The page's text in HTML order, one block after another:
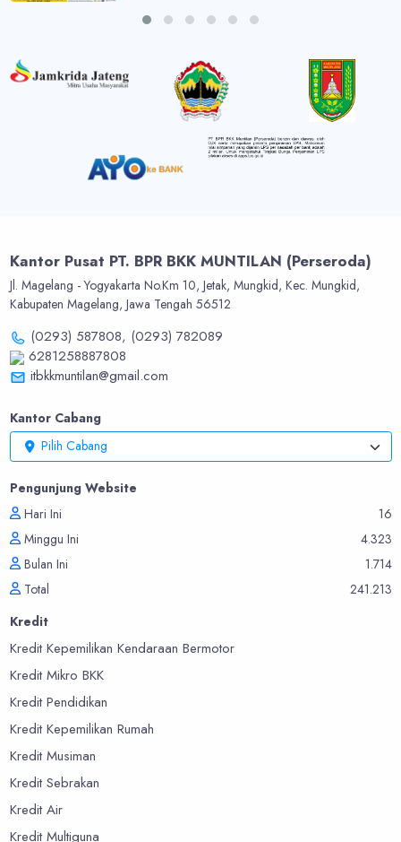
Kantor Pusat PT. BPR BKK MUNTILAN (Perseroda)
Jl. Magelang - Yogyakarta No.Km 10, Jetak, Mungkid, Kec. Mungkid,
Kabupaten Magelang, Jawa Tengah 56512
(0293) 587808, (0293) 782089
6281258887808
itbkkmuntilan@gmail.com
Pengunjung Website
Hari Ini
16
Minggu Ini
4.323
Bulan Ini
1.714
Total
241.213
Kantor Cabang
Pilih Cabang
Kredit
Kredit Kepemilikan Kendaraan Bermotor
Kredit Mikro BKK
Kredit Pendidikan
Kredit Kepemilikan Rumah
Kredit Musiman
Kredit Sebrakan
Kredit Air
Kredit Multiguna